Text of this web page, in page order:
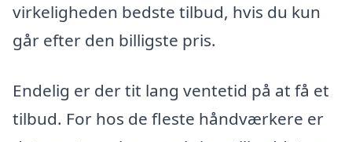
virkeligheden bedste tilbud, hvis du kun
går efter den billigste pris.
Endelig er der tit lang ventetid på at få et
tilbud. For hos de fleste håndværkere er